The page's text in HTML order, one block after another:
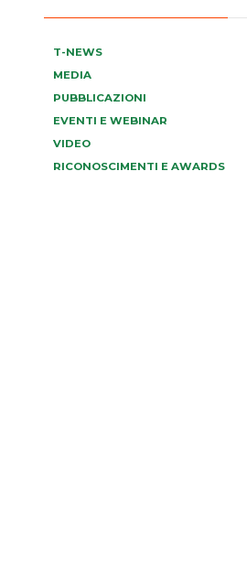
T-NEWS
MEDIA
PUBBLICAZIONI
EVENTI E WEBINAR
VIDEO
RICONOSCIMENTI E AWARDS